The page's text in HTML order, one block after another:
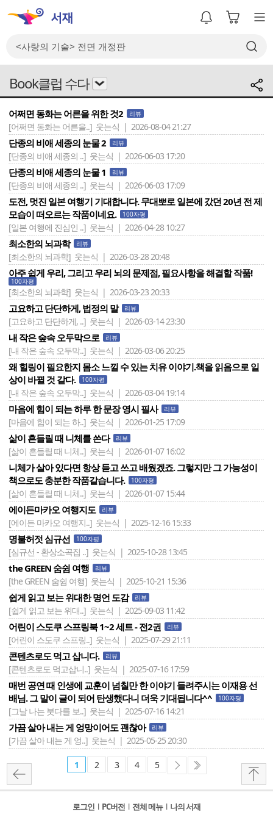
Book클럽 수다
어쩌면 동화는 어른을 위한 것2 리뷰
[어쩌면 동화는 어른을..] 웃는식 | 2026-08-04 21:27
단종의 비애 세종의 눈물 2 리뷰
[단종의 비애 세종의 ..] 웃는식 | 2026-06-03 17:20
단종의 비애 세종의 눈물 1 리뷰
[단종의 비애 세종의 ..] 웃는식 | 2026-06-03 17:09
도전, 멋진 일본 여행기 기대합니다. 무대뽀로 일본에 갔던 20년 전 제
모습이 떠오르는 작품이네요.
100자평
[일본 여행에 진심인 ..] 웃는식 | 2026-04-28 10:27
최소한의 뇌과학 리뷰
[최소한의 뇌과학] 웃는식 | 2026-03-28 20:48
아주 쉽게 우리, 그리고 우리 뇌의 문제점, 필요사항을 해결할 작품!
100자평
[최소한의 뇌과학] 웃는식 | 2026-03-23 20:33
고요하고 단단하게, 법정의 말 리뷰
[고요하고 단단하게, ..] 웃는식 | 2026-03-14 23:30
내 작은 숲속 오두막으로 리뷰
[내 작은 숲속 오두막..] 웃는식 | 2026-03-06 20:25
왜 힐링이 필요한지 몸소 느낄 수 있는 치유 이야기.책을 읽음으로 일
상이 바뀔 것 같다.
100자평
[내 작은 숲속 오두막..] 웃는식 | 2026-03-04 19:14
마음에 힘이 되는 하루 한 문장 영시 필사 리뷰
[마음에 힘이 되는 하..] 웃는식 | 2026-01-25 17:09
삶이 흔들릴 때 니체를 쓴다 리뷰
[삶이 흔들릴 때 니체..] 웃는식 | 2026-01-07 16:02
니체가 살아 있다면 항상 듣고 쓰고 배웠겠죠. 그렇지만 그 가능성이
책으로도 충분한 작품같습니다.
100자평
[삶이 흔들릴 때 니체..] 웃는식 | 2026-01-07 15:44
에이든마카오 여행지도 리뷰
[에이든 마카오 여행지..] 웃는식 | 2025-12-16 15:33
명불허젓 심규선 100자평
[심규선 - 환상소곡집 ..] 웃는식 | 2025-10-28 13:45
the GREEN 숨쉼 여행 리뷰
[the GREEN 숨쉼 여행] 웃는식 | 2025-10-21 15:36
쉽게 읽고 보는 위대한 명언 도감 리뷰
[쉽게 읽고 보는 위대..] 웃는식 | 2025-09-03 11:42
어린이 스도쿠 스프링북 1~2 세트 - 전2권 리뷰
[어린이 스도쿠 스프링..] 웃는식 | 2025-07-29 21:11
콘텐츠로도 먹고 삽니다. 리뷰
[콘텐츠로도 먹고삽니..] 웃는식 | 2025-07-16 17:59
매번 공연 때 인생에 교훈이 넘칠만 한 이야기 들려주시는 이재용 선
배님. 그 말이 글이 되어 탄생했다니 더욱 기대됩니다^^
100자평
[그날 나는 붓다를 보..] 웃는식 | 2025-07-16 14:21
가끔 살아 내는 게 엉망이어도 괜찮아 리뷰
[가끔 살아 내는 게 엉..] 웃는식 | 2025-05-25 20:30
1 2 3 4 5
로그인 l PC버전 l 전체 메뉴 l 나의 서재